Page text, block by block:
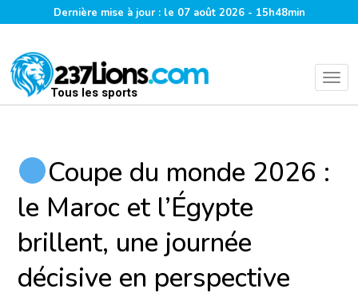
Dernière mise à jour : le 07 août 2026 - 15h48min
Tous les sports
Coupe du monde 2026 :
le Maroc et l’Égypte
brillent, une journée
décisive en perspective